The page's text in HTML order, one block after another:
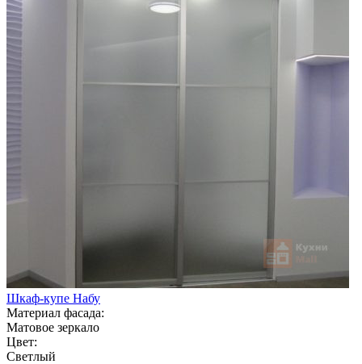
Шкаф-купе Набу
Материал фасада:
Матовое зеркало
Цвет:
Светлый